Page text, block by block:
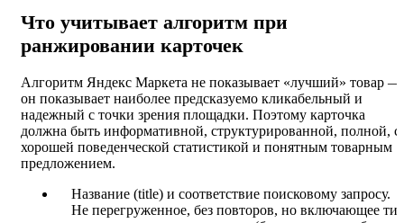
Что учитывает алгоритм при
ранжировании карточек
Алгоритм Яндекс Маркета не показывает «лучший» товар —
он показывает наиболее предсказуемо кликабельный и
надежный с точки зрения площадки. Поэтому карточка
должна быть информативной, структурированной, полной, с
хорошей поведенческой статистикой и понятным товарным
предложением.
Название (title) и соответствие поисковому запросу.
Не перегруженное, без повторов, но включающее